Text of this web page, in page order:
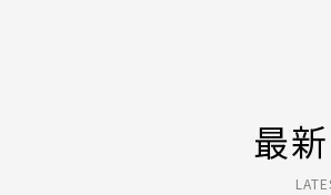
最